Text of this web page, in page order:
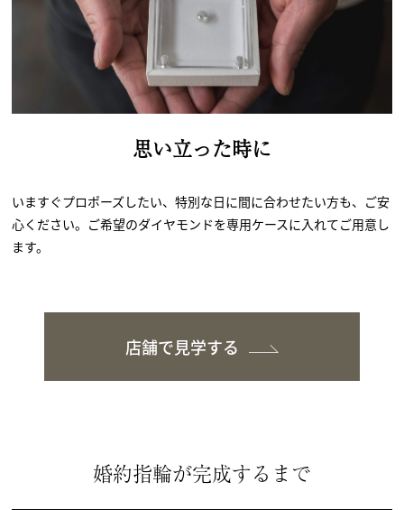
思い立った時に
いますぐプロポーズしたい、特別な日に間に合わせたい方も、ご安
心ください。ご希望のダイヤモンドを専用ケースに入れてご用意し
ます。
店舗で見学する
婚約指輪が完成するまで